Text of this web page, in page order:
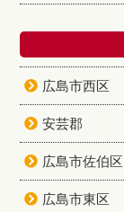
広島市西区
安芸郡
広島市佐伯区
広島市東区